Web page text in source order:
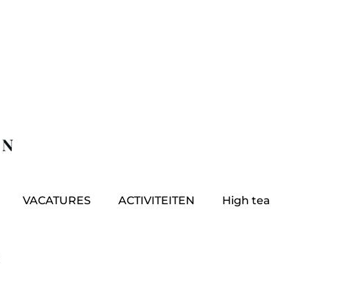
VACATURES ACTIVITEITEN High tea